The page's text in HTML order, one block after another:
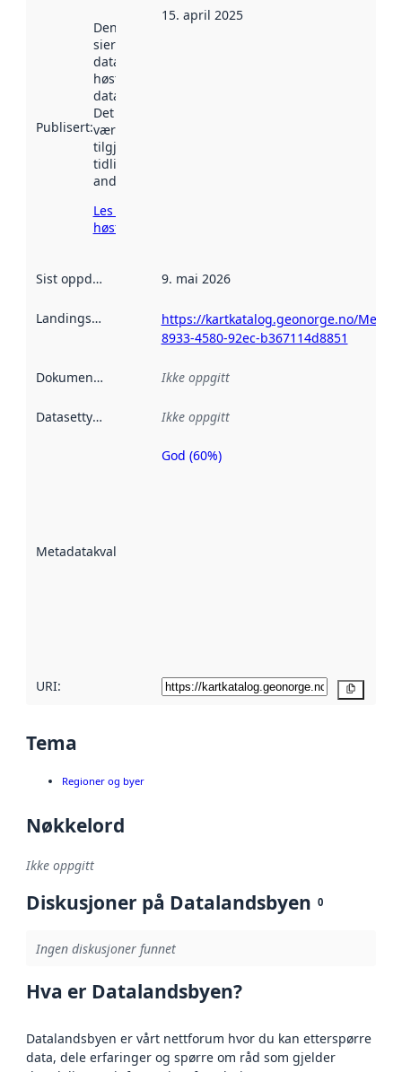
Publisert:
Denne datoen
sier når
datasettet ble
høstet av
data.norge.no.
Det kan ha
vært
tilgjengelig
tidligere
andre steder.
Les mer om
høsting her
15. april 2025
Sist oppdatert 9. mai 2026
Landingsside
https://kartkatalog.geonorge.no/
8933-4580-92ec-b367114d8851
Dokumentasjon Ikke oppgitt
Datasettype Ikke oppgitt
Metadatakvalitet
Metadatakvalitet
God (60%)
URI:
Tema
Regioner og byer
Nøkkelord
Ikke oppgitt
Diskusjoner på Datalandsbyen 0
Ingen diskusjoner funnet
Hva er Datalandsbyen?
Datalandsbyen er vårt nettforum hvor du kan etterspørre
data, dele erfaringer og spørre om råd som gjelder